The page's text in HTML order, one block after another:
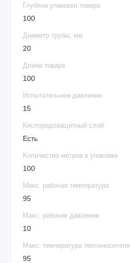
Глубина упаковки товара
100
Диаметр трубы, мм
20
Длина товара
100
Испытательное давление
15
Кислородозащитный слой
Есть
Количество метров в упаковке
100
Макс. рабочая температура
95
Макс. рабочее давление
10
Макс. температура теплоносителя
95